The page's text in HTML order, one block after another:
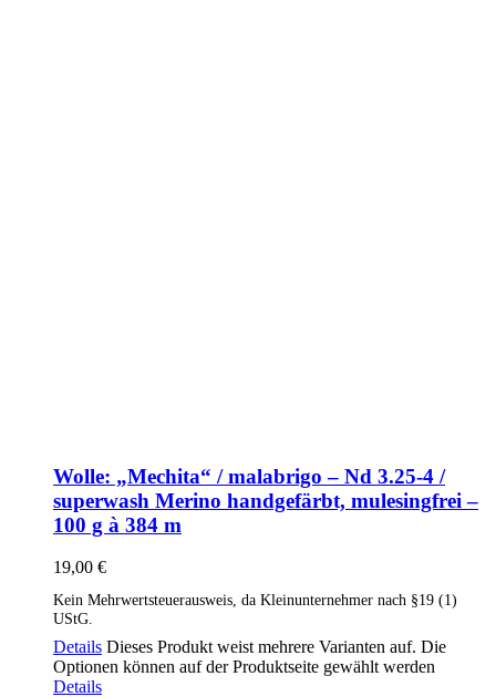
Wolle: „Mechita“ / malabrigo – Nd 3.25-4 /
superwash Merino handgefärbt, mulesingfrei –
100 g à 384 m
19,00 €
Kein Mehrwertsteuerausweis, da Kleinunternehmer nach §19 (1)
UStG.
Details Dieses Produkt weist mehrere Varianten auf. Die
Optionen können auf der Produktseite gewählt werden
Details